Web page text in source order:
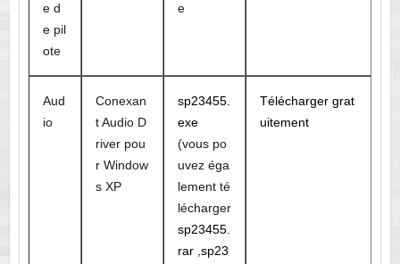
e d
e pil
ote
e
Aud
io
Conexan
t Audio D
river pou
r Window
s XP
sp23455.
exe
(vous po
uvez éga
lement té
lécharger
sp23455.
rar, sp23
Télécharger grat
uitement